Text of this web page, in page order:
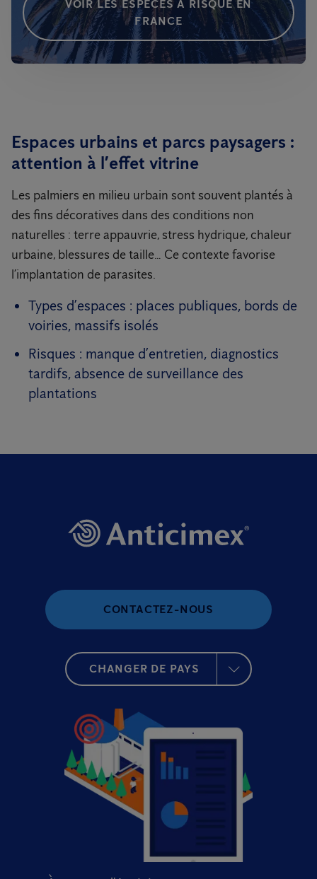
VOIR LES ESPÈCES À RISQUE EN
FRANCE
Espaces urbains et parcs paysagers :
attention à l’effet vitrine
Les palmiers en milieu urbain sont souvent plantés à
des fins décoratives dans des conditions non
naturelles : terre appauvrie, stress hydrique, chaleur
urbaine, blessures de taille… Ce contexte favorise
l’implantation de parasites.
Types d’espaces : places publiques, bords de
voiries, massifs isolés
Risques : manque d’entretien, diagnostics
tardifs, absence de surveillance des
plantations
CONTACTEZ-NOUS
CHANGER DE PAYS